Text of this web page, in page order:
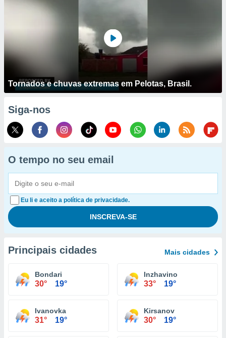
Tornados e chuvas extremas em Pelotas, Brasil.
Siga-nos
O tempo no seu email
Eu li e aceito a política de privacidade.
Principais cidades Mais cidades
Bondari
30° 19°
Inzhavino
33° 19°
Ivanovka
31° 19°
Kirsanov
30° 19°